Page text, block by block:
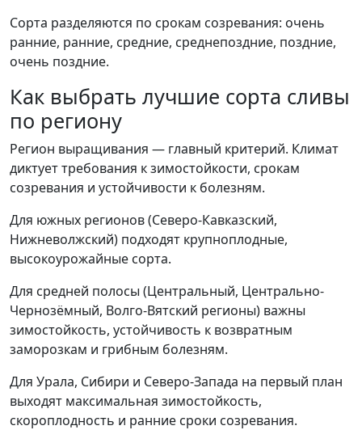
Сорта разделяются по срокам созревания: очень
ранние, ранние, средние, среднепоздние, поздние,
очень поздние.
Как выбрать лучшие сорта сливы
по региону
Регион выращивания — главный критерий. Климат
диктует требования к зимостойкости, срокам
созревания и устойчивости к болезням.
Для южных регионов (Северо-Кавказский,
Нижневолжский) подходят крупноплодные,
высокоурожайные сорта.
Для средней полосы (Центральный, Центрально-
Чернозёмный, Волго-Вятский регионы) важны
зимостойкость, устойчивость к возвратным
заморозкам и грибным болезням.
Для Урала, Сибири и Северо-Запада на первый план
выходят максимальная зимостойкость,
скороплодность и ранние сроки созревания.